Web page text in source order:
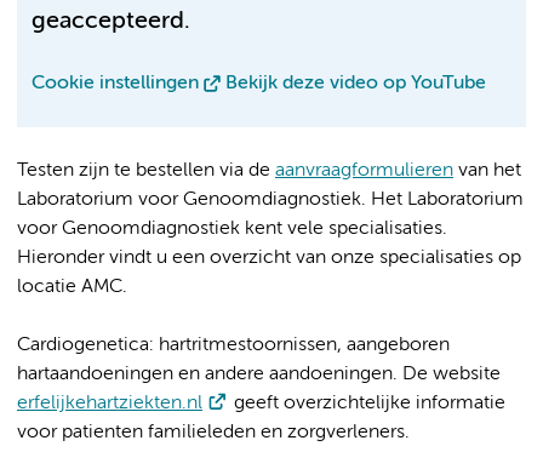
geaccepteerd.
Cookie instellingen Bekijk deze video op YouTube
Testen zijn te bestellen via de aanvraagformulieren van het
Laboratorium voor Genoomdiagnostiek. Het Laboratorium
voor Genoomdiagnostiek kent vele specialisaties.
Hieronder vindt u een overzicht van onze specialisaties op
locatie AMC.
Cardiogenetica: hartritmestoornissen, aangeboren
hartaandoeningen en andere aandoeningen. De website
erfelijkehartziekten.nl
geeft overzichtelijke informatie
voor patienten familieleden en zorgverleners.